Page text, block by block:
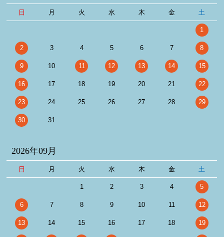
日 月 火 水 木 金 土
1
2 3 4 5 6 7 8
9 10 11 12 13 14 15
16 17 18 19 20 21 22
23 24 25 26 27 28 29
30 31
2026年09月
日 月 火 水 木 金 土
1 2 3 4 5
6 7 8 9 10 11 12
13 14 15 16 17 18 19